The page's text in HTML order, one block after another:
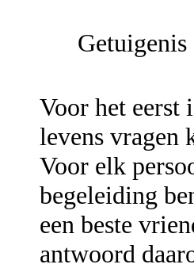
Getuigenis
Voor het eerst
levens vragen
Voor elk
begeleiding
een beste
antwoord